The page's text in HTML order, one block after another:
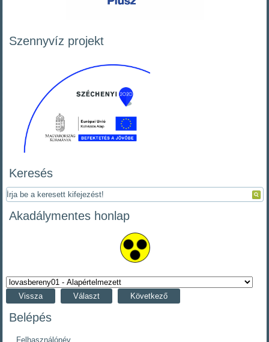
Szennyvíz projekt
Keresés
Akadálymentes honlap
Vissza Választ Következő
Belépés
Felhasználónév